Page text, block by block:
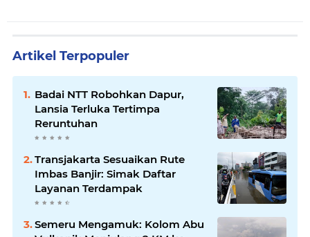
Artikel Terpopuler
Badai NTT Robohkan Dapur,
Lansia Terluka Tertimpa
Reruntuhan
Transjakarta Sesuaikan Rute
Imbas Banjir: Simak Daftar
Layanan Terdampak
Semeru Mengamuk: Kolom Abu